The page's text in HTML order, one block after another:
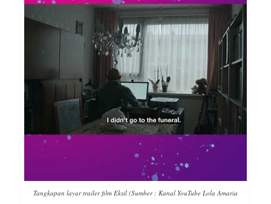
Tangkapan layar trailer film Eksil (Sumber : Kanal YouTube Lola Amaria